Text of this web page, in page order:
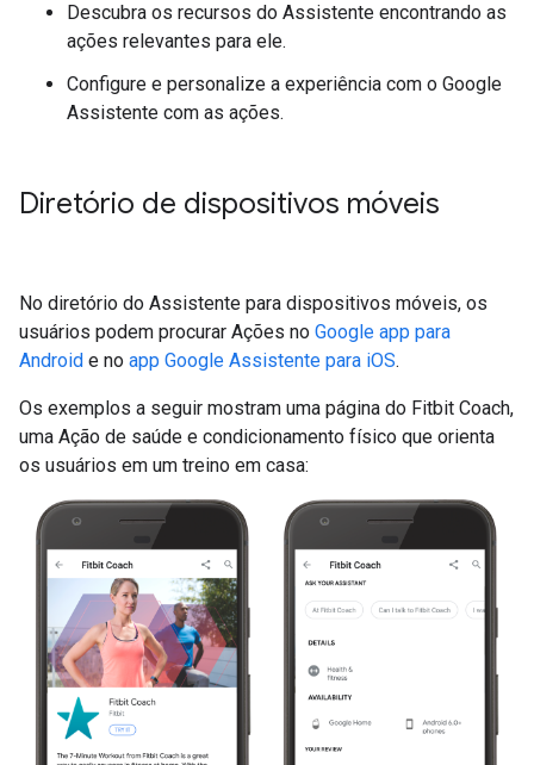
Descubra os recursos do Assistente encontrando as
ações relevantes para ele.
Configure e personalize a experiência com o Google
Assistente com as ações.
Diretório de dispositivos móveis
No diretório do Assistente para dispositivos móveis, os
usuários podem procurar Ações no Google app para
Android e no app Google Assistente para iOS.
Os exemplos a seguir mostram uma página do Fitbit Coach,
uma Ação de saúde e condicionamento físico que orienta
os usuários em um treino em casa: